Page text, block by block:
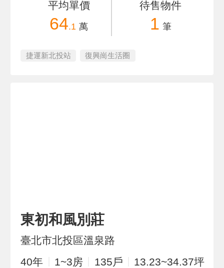
平均單價
64.1 萬
待售物件
1 筆
捷運新北投站 復興崗生活圈
東初和風別莊
臺北市北投區溫泉路
40年 1~3房 135戶 13.23~34.37坪